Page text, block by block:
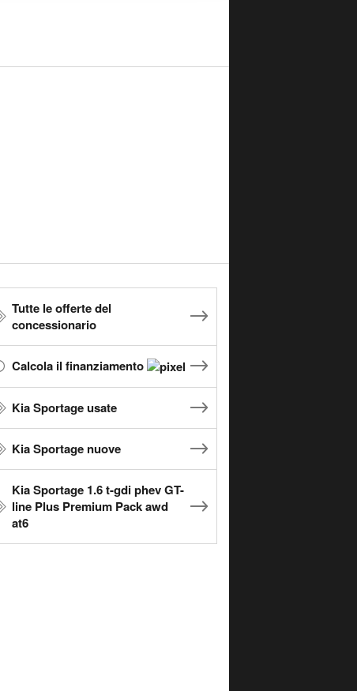
Tutte le offerte del
concessionario
Calcola il finanziamento
Kia Sportage usate
Kia Sportage nuove
Kia Sportage 1.6 t-gdi phev GT-
line Plus Premium Pack awd
at6